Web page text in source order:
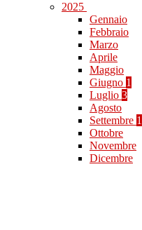
2025
Gennaio
Febbraio
Marzo
Aprile
Maggio
Giugno 1
Luglio 3
Agosto
Settembre 1
Ottobre
Novembre
Dicembre